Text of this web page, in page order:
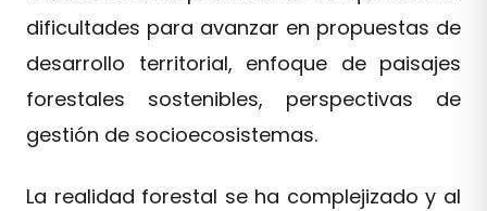
dificultades para avanzar en propuestas de
desarrollo territorial, enfoque de paisajes
forestales sostenibles, perspectivas de
gestión de socioecosistemas.
La realidad forestal se ha complejizado y al